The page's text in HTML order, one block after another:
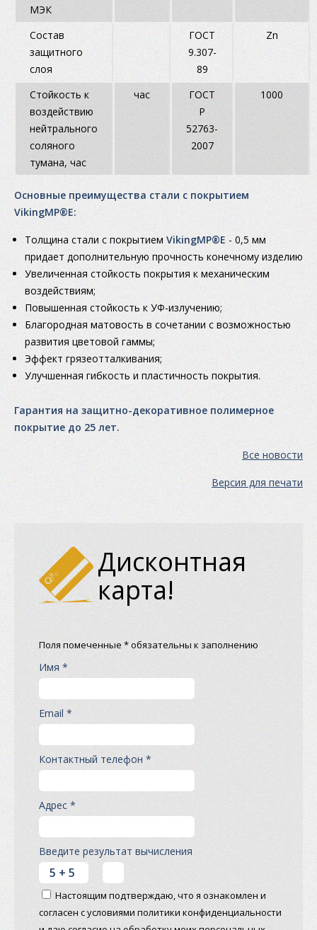
МЭК
Состав
защитного
слоя
ГОСТ
9.307-
89
Zn
Стойкость к
воздействию
нейтрального
соляного
тумана, час
час
ГОСТ
Р
52763-
2007
1000
Основные преимущества стали с покрытием
VikingMP®E:
Толщина стали с покрытием VikingMP®E - 0,5 мм
придает дополнительную прочность конечному изделию
Увеличенная стойкость покрытия к механическим
воздействиям;
Повышенная стойкость к УФ-излучению;
Благородная матовость в сочетании с возможностью
развития цветовой гаммы;
Эффект грязеотталкивания;
Улучшенная гибкость и пластичность покрытия.
Гарантия на защитно-декоративное полимерное
покрытие до 25 лет.
Все новости
Версия для печати
Дисконтная
карта!
Поля помеченные * обязательны к заполнению
Имя *
Email *
Контактный телефон *
Адрес *
Введите результат вычисления
Настоящим подтверждаю, что я ознакомлен и
согласен с условиями политики конфиденциальности